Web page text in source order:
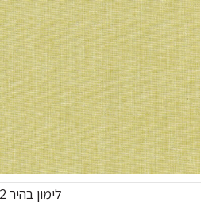
לימון בהיר 302